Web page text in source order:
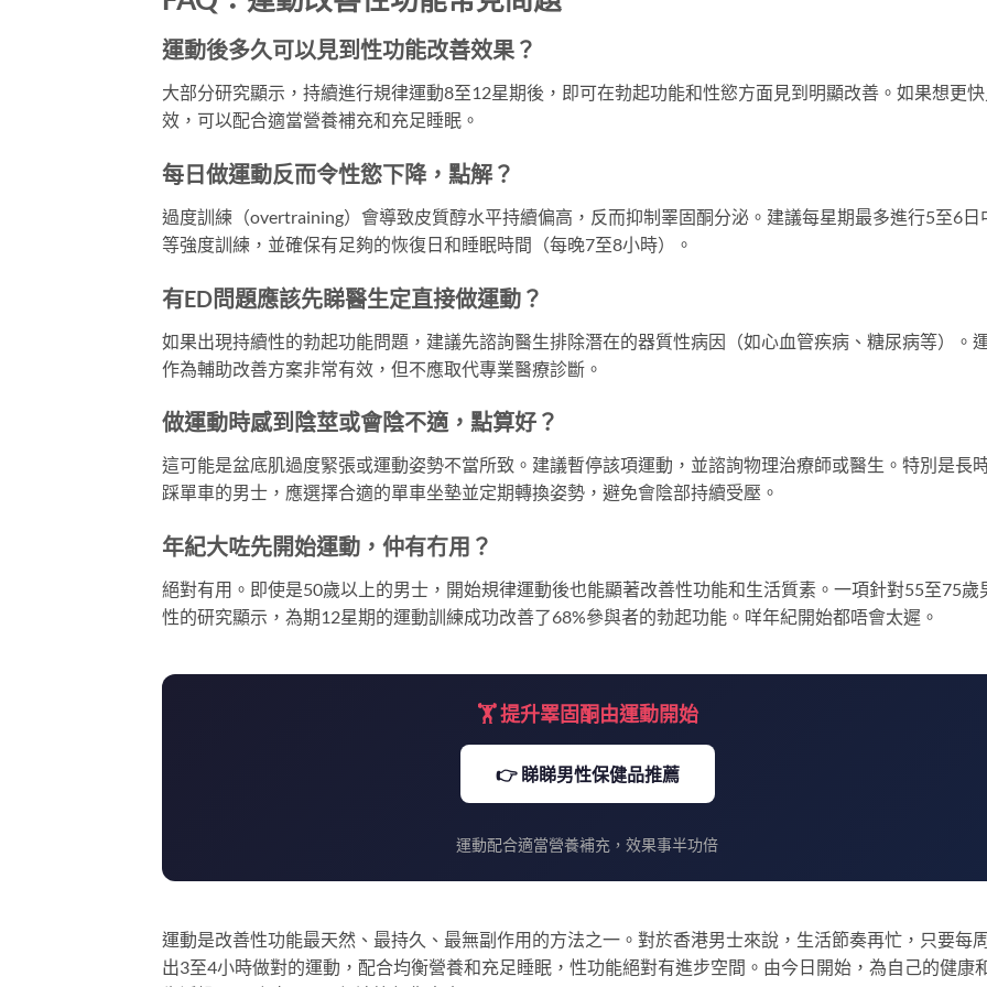
運動後多久可以見到性功能改善效果？
大部分研究顯示，持續進行規律運動8至12星期後，即可在勃起功能和性慾方面見到明顯改善。如果想更
效，可以配合適當營養補充和充足睡眠。
每日做運動反而令性慾下降，點解？
過度訓練（overtraining）會導致皮質醇水平持續偏高，反而抑制睪固酮分泌。建議每星期最多進行5至6日
等強度訓練，並確保有足夠的恢復日和睡眠時間（每晚7至8小時）。
有ED問題應該先睇醫生定直接做運動？
如果出現持續性的勃起功能問題，建議先諮詢醫生排除潛在的器質性病因（如心血管疾病、糖尿病等）。
作為輔助改善方案非常有效，但不應取代專業醫療診斷。
做運動時感到陰莖或會陰不適，點算好？
這可能是盆底肌過度緊張或運動姿勢不當所致。建議暫停該項運動，並諮詢物理治療師或醫生。特別是長
踩單車的男士，應選擇合適的單車坐墊並定期轉換姿勢，避免會陰部持續受壓。
年紀大咗先開始運動，仲有冇用？
絕對有用。即使是50歲以上的男士，開始規律運動後也能顯著改善性功能和生活質素。一項針對55至75歲
性的研究顯示，為期12星期的運動訓練成功改善了68%參與者的勃起功能。咩年紀開始都唔會太遲。
🏋️ 提升睪固酮由運動開始
👉 睇睇男性保健品推薦
運動配合適當營養補充，效果事半功倍
運動是改善性功能最天然、最持久、最無副作用的方法之一。對於香港男士來說，生活節奏再忙，只要每
出3至4小時做對的運動，配合均衡營養和充足睡眠，性功能絕對有進步空間。由今日開始，為自己的健康